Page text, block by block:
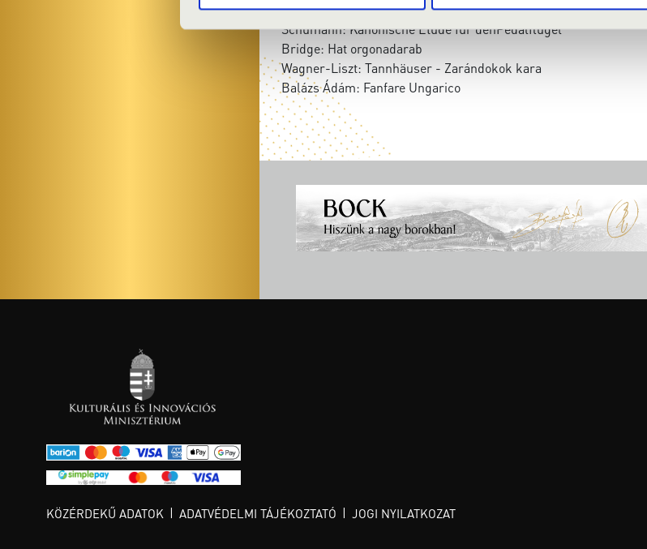
Schumann: Skizze für den Pedalflügel
Schumann: Kanonische Etude für denPedalflügel
Bridge: Hat orgonadarab
Wagner-Liszt: Tannhäuser - Zarándokok kara
Balázs Ádám: Fanfare Ungarico
KÖZÉRDEKŰ ADATOK ADATVÉDELMI TÁJÉKOZTATÓ JOGI NYILATKOZAT